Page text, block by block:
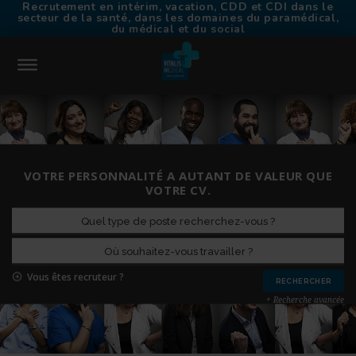
Recrutement en intérim, vacation, CDD et CDI dans le
secteur de la santé, dans les domaines du paramédical,
du médical et du social
CONNEXION
TROUVER UN EMPLOI
CHOISIR VITALIS MÉDICAL
TRAVAILLER EN INTÉRIM
NOS AGENCES
VOTRE PERSONNALITÉ A AUTANT DE VALEUR QUE
VOTRE CV.
Vous êtes recruteur ?
+ Recherche avancée